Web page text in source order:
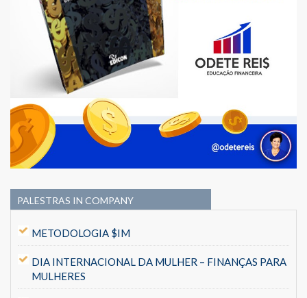
PALESTRAS IN COMPANY
METODOLOGIA $IM
DIA INTERNACIONAL DA MULHER – FINANÇAS PARA
MULHERES